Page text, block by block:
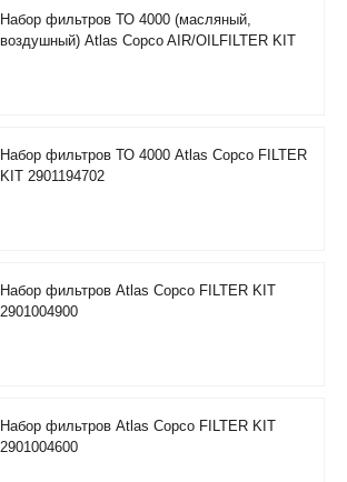
Набор фильтров ТО 4000 (масляный,
воздушный) Atlas Copco AIR/OILFILTER KIT
Набор фильтров ТО 4000 Atlas Copco FILTER
KIT 2901194702
Набор фильтров Atlas Copco FILTER KIT
2901004900
Набор фильтров Atlas Copco FILTER KIT
2901004600